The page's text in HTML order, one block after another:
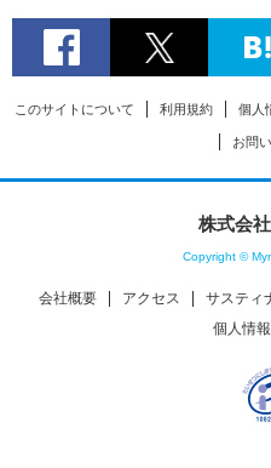
このサイトについて 利用規約 個人
お問
株式会
Copyright ©
会社概要 アクセス サスティ
個人情